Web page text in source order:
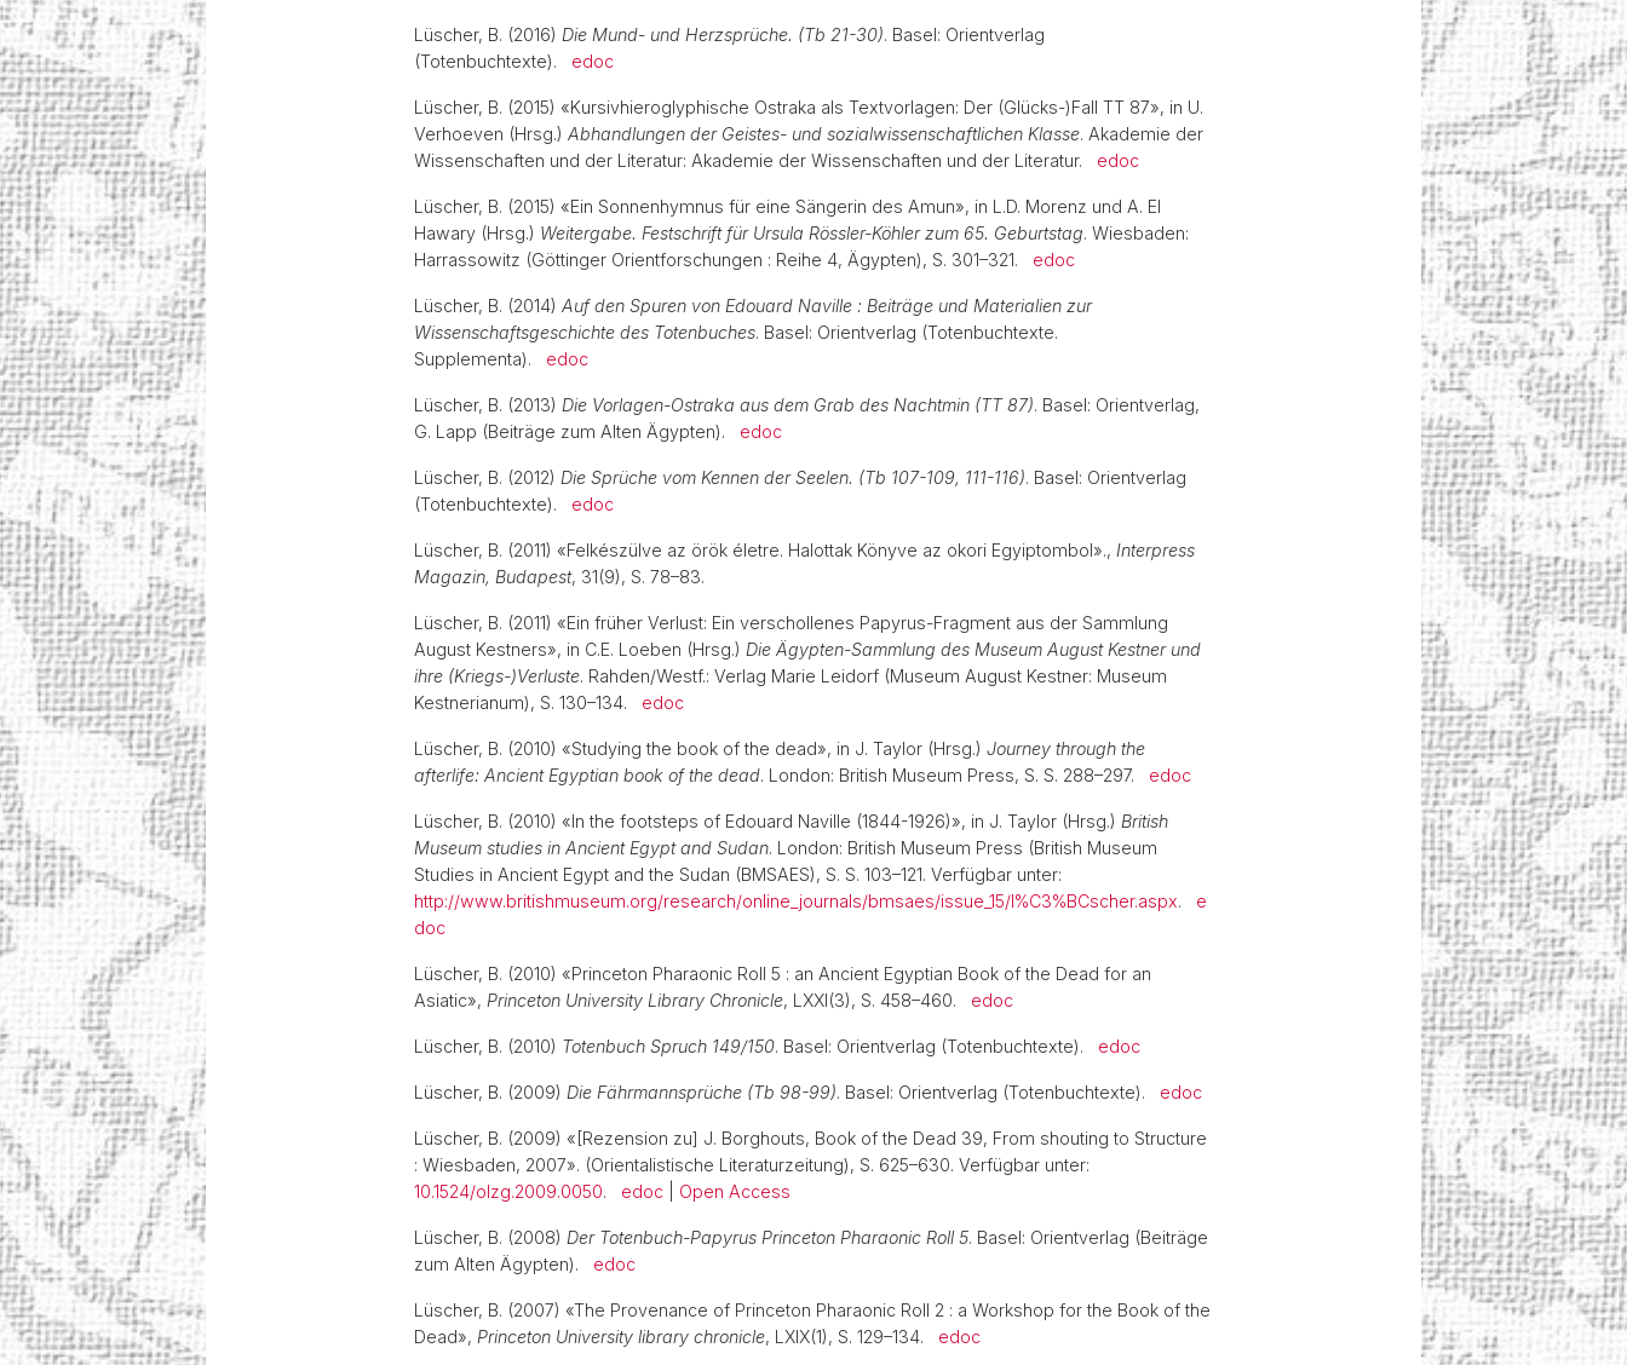
Lüscher, B. (2016) Die Mund- und Herzsprüche. (Tb 21-30). Basel: Orientverlag
(Totenbuchtexte). edoc
Lüscher, B. (2015) «Kursivhieroglyphische Ostraka als Textvorlagen: Der (Glücks-)Fall TT 87», in U.
Verhoeven (Hrsg.) Abhandlungen der Geistes- und sozialwissenschaftlichen Klasse. Akademie der
Wissenschaften und der Literatur: Akademie der Wissenschaften und der Literatur. edoc
Lüscher, B. (2015) «Ein Sonnenhymnus für eine Sängerin des Amun», in L.D. Morenz und A. El
Hawary (Hrsg.) Weitergabe. Festschrift für Ursula Rössler-Köhler zum 65. Geburtstag. Wiesbaden:
Harrassowitz (Göttinger Orientforschungen : Reihe 4, Ägypten), S. 301–321. edoc
Lüscher, B. (2014) Auf den Spuren von Edouard Naville : Beiträge und Materialien zur
Wissenschaftsgeschichte des Totenbuches. Basel: Orientverlag (Totenbuchtexte.
Supplementa). edoc
Lüscher, B. (2013) Die Vorlagen-Ostraka aus dem Grab des Nachtmin (TT 87). Basel: Orientverlag,
G. Lapp (Beiträge zum Alten Ägypten). edoc
Lüscher, B. (2012) Die Sprüche vom Kennen der Seelen. (Tb 107-109, 111-116). Basel: Orientverlag
(Totenbuchtexte). edoc
Lüscher, B. (2011) «Felkészülve az örök életre. Halottak Könyve az okori Egyiptombol»., Interpress
Magazin, Budapest, 31(9), S. 78–83.
Lüscher, B. (2011) «Ein früher Verlust: Ein verschollenes Papyrus-Fragment aus der Sammlung
August Kestners», in C.E. Loeben (Hrsg.) Die Ägypten-Sammlung des Museum August Kestner und
ihre (Kriegs-)Verluste. Rahden/Westf.: Verlag Marie Leidorf (Museum August Kestner: Museum
Kestnerianum), S. 130–134. edoc
Lüscher, B. (2010) «Studying the book of the dead», in J. Taylor (Hrsg.) Journey through the
afterlife: Ancient Egyptian book of the dead. London: British Museum Press, S. S. 288–297. edoc
Lüscher, B. (2010) «In the footsteps of Edouard Naville (1844-1926)», in J. Taylor (Hrsg.) British
Museum studies in Ancient Egypt and Sudan. London: British Museum Press (British Museum
Studies in Ancient Egypt and the Sudan (BMSAES), S. S. 103–121. Verfügbar unter:
http://www.britishmuseum.org/research/online_journals/bmsaes/issue_15/l%C3%BCscher.aspx. e
doc
Lüscher, B. (2010) «Princeton Pharaonic Roll 5 : an Ancient Egyptian Book of the Dead for an
Asiatic», Princeton University Library Chronicle, LXXI(3), S. 458–460. edoc
Lüscher, B. (2010) Totenbuch Spruch 149/150. Basel: Orientverlag (Totenbuchtexte). edoc
Lüscher, B. (2009) Die Fährmannsprüche (Tb 98-99). Basel: Orientverlag (Totenbuchtexte). edoc
Lüscher, B. (2009) «[Rezension zu] J. Borghouts, Book of the Dead 39, From shouting to Structure
: Wiesbaden, 2007». (Orientalistische Literaturzeitung), S. 625–630. Verfügbar unter:
10.1524/olzg.2009.0050. edoc Open Access
Lüscher, B. (2008) Der Totenbuch-Papyrus Princeton Pharaonic Roll 5. Basel: Orientverlag (Beiträge
zum Alten Ägypten). edoc
Lüscher, B. (2007) «The Provenance of Princeton Pharaonic Roll 2 : a Workshop for the Book of the
Dead», Princeton University library chronicle, LXIX(1), S. 129–134. edoc